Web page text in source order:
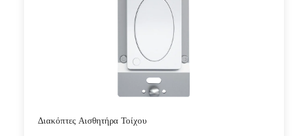
Διακόπτες Αισθητήρα Τοίχου